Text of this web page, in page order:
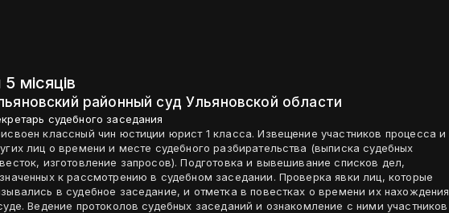
місяців
районный суд Ульяновской области
судебного заседания
классный чин юстиции юрист 1 класса. Извещение участников процесса и
лиц о времени и месте судебного разбирательства (выписка судебных
изготовление запросов). Подготовка и вывешивание списков дел,
к рассмотрению в судебном заседании. Проверка явки лиц, которые
в судебное заседание, и отметка в повестках о времени их нахождения
Ведение протоколов судебных заседаний и ознакомление с ними участников